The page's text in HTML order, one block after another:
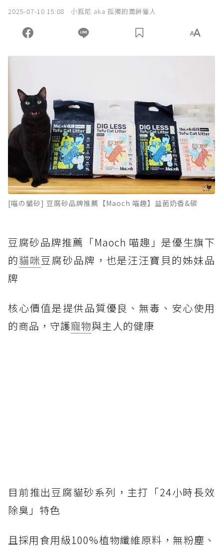
2025-07-10 15:08 小狐尼 aka 孤獨的潤餅獵人
[喵の貓砂] 豆腐砂品牌推薦【Maoch 喵趣】益菌奶香&碳
豆腐砂品牌推薦「Maoch 喵趣」是優生旗下
的貓咪豆腐砂品牌，也是汪汪寶貝的姊妹品
牌
核心價值是提供品質優良、無毒、安心使用
的商品，守護寵物與主人的健康
目前推出豆腐貓砂系列，主打「24小時長效
除臭」特色
且採用食用級100%植物纖維原料，無粉塵、